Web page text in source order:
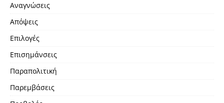
Αναγνώσεις
Απόψεις
Επιλογές
Επισημάνσεις
Παραπολιτική
Παρεμβάσεις